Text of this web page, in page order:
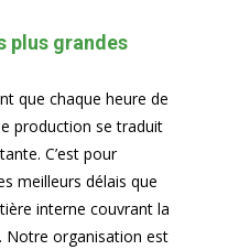
plus grandes
que chaque heure de
production se traduit
C’est pour
meilleurs délais que
interne couvrant la
Notre organisation est